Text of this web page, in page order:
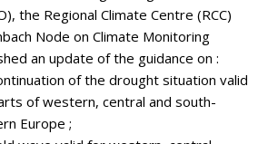
the Regional Climate Centre (RCC)
Node on Climate Monitoring
an update of the guidance on :
of the drought situation valid
of western, central and south-
Europe ;